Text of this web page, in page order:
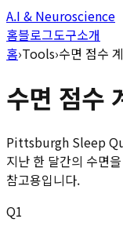
A.I & Neuroscience
홈블로그도구소개
홈›Tools›수면 점수
수면 점수
Pittsburgh Sleep
지난 한 달간의 수면
참고용입니다.
Q1